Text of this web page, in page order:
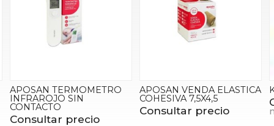
APOSAN VENDA ELASTICA
COHESIVA 7,5X4,5
Consultar precio
KINESIO TAPE
Consultar
más variaciones